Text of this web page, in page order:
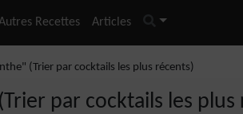
Recettes Articles
(Trier par cocktails les plus récents)
par cocktails les plus